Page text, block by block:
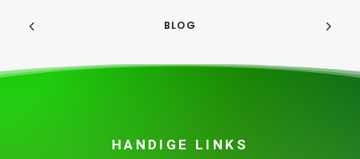
BLOG
HANDIGE LINKS